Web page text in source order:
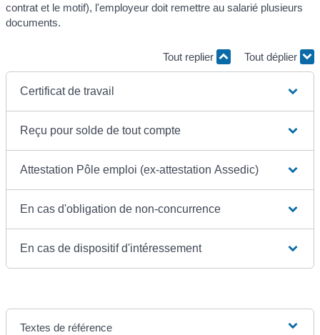
contrat et le motif), l'employeur doit remettre au salarié plusieurs
documents.
Tout replier Tout déplier
Certificat de travail
Reçu pour solde de tout compte
Attestation Pôle emploi (ex-attestation Assedic)
En cas d'obligation de non-concurrence
En cas de dispositif d'intéressement
Textes de référence